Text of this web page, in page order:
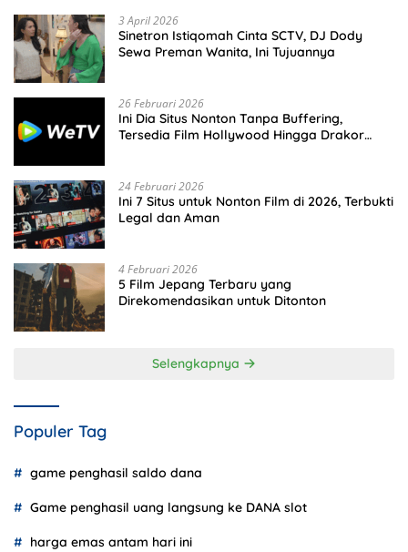
3 April 2026
Sinetron Istiqomah Cinta SCTV, DJ Dody
Sewa Preman Wanita, Ini Tujuannya
26 Februari 2026
Ini Dia Situs Nonton Tanpa Buffering,
Tersedia Film Hollywood Hingga Drakor
24 Februari 2026
Ini 7 Situs untuk Nonton Film di 2026, Terbukti
Legal dan Aman
4 Februari 2026
5 Film Jepang Terbaru yang
Direkomendasikan untuk Ditonton
Selengkapnya
Populer Tag
game penghasil saldo dana
Game penghasil uang langsung ke DANA slot
harga emas antam hari ini